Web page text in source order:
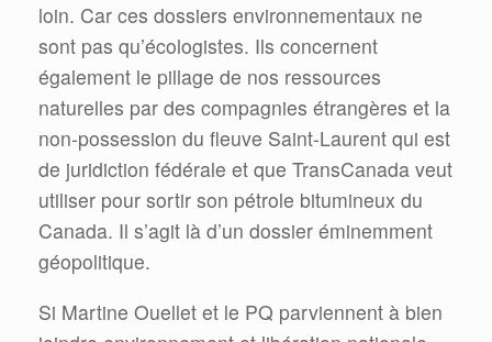
loin. Car ces dossiers environnementaux ne
sont pas qu’écologistes. Ils concernent
également le pillage de nos ressources
naturelles par des compagnies étrangères et la
non-possession du fleuve Saint-Laurent qui est
de juridiction fédérale et que TransCanada veut
utiliser pour sortir son pétrole bitumineux du
Canada. Il s’agit là d’un dossier éminemment
géopolitique.
Si Martine Ouellet et le PQ parviennent à bien